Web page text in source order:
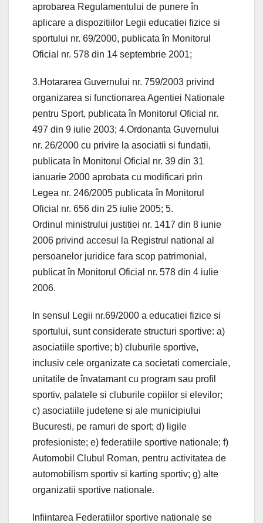
aprobarea Regulamentului de punere în
aplicare a dispozitiilor Legii educatiei fizice si
sportului nr. 69/2000, publicata în Monitorul
Oficial nr. 578 din 14 septembrie 2001;
3.Hotararea Guvernului nr. 759/2003 privind
organizarea si functionarea Agentiei Nationale
pentru Sport, publicata în Monitorul Oficial nr.
497 din 9 iulie 2003; 4.Ordonanta Guvernului
nr. 26/2000 cu privire la asociatii si fundatii,
publicata în Monitorul Oficial nr. 39 din 31
ianuarie 2000 aprobata cu modificari prin
Legea nr. 246/2005 publicata în Monitorul
Oficial nr. 656 din 25 iulie 2005; 5.
Ordinul ministrului justitiei nr. 1417 din 8 iunie
2006 privind accesul la Registrul national al
persoanelor juridice fara scop patrimonial,
publicat în Monitorul Oficial nr. 578 din 4 iulie
2006.
In sensul Legii nr.69/2000 a educatiei fizice si
sportului, sunt considerate structuri sportive: a)
asociatiile sportive; b) cluburile sportive,
inclusiv cele organizate ca societati comerciale,
unitatile de învatamant cu program sau profil
sportiv, palatele si cluburile copiilor si elevilor;
c) asociatiile judetene si ale municipiului
Bucuresti, pe ramuri de sport; d) ligile
profesioniste; e) federatiile sportive nationale; f)
Automobil Clubul Roman, pentru activitatea de
automobilism sportiv si karting sportiv; g) alte
organizatii sportive nationale.
Infiintarea Federatiilor sportive nationale se